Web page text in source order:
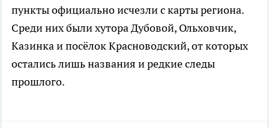
пункты официально исчезли с карты региона.
Среди них были хутора Дубовой, Ольховчик,
Казинка и посёлок Красноводский, от которых
остались лишь названия и редкие следы
прошлого.